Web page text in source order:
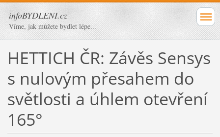
infoBYDLENI.cz
Víme, jak můžete bydlet lépe...
HETTICH ČR: Závěs Sensys
s nulovým přesahem do
světlosti a úhlem otevření
165°